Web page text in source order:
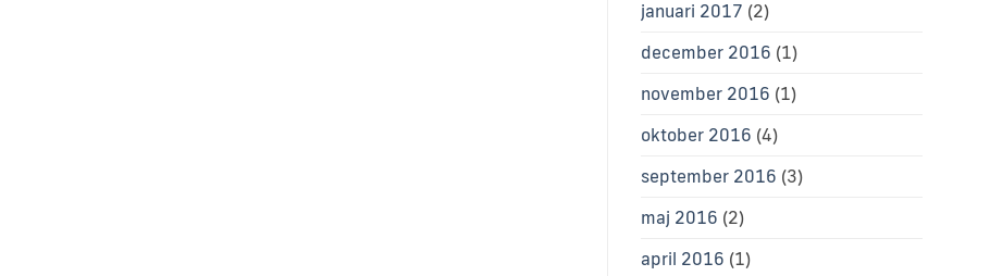
januari 2017 (2)
december 2016 (1)
november 2016 (1)
oktober 2016 (4)
september 2016 (3)
maj 2016 (2)
april 2016 (1)